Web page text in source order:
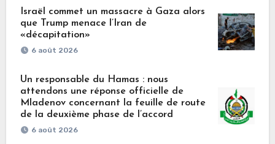
Israël commet un massacre à Gaza alors
que Trump menace l’Iran de
«décapitation»
6 août 2026
Un responsable du Hamas : nous
attendons une réponse officielle de
Mladenov concernant la feuille de route
de la deuxième phase de l’accord
6 août 2026